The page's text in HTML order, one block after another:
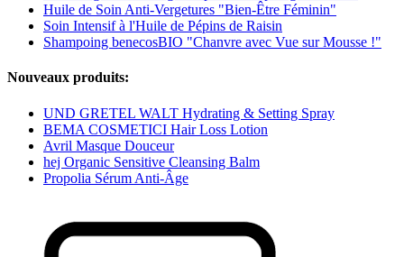
Huile de Soin Anti-Vergetures "Bien-Être Féminin"
Soin Intensif à l'Huile de Pépins de Raisin
Shampoing benecosBIO "Chanvre avec Vue sur Mousse !"
Nouveaux produits:
UND GRETEL WALT Hydrating & Setting Spray
BEMA COSMETICI Hair Loss Lotion
Avril Masque Douceur
hej Organic Sensitive Cleansing Balm
Propolia Sérum Anti-Âge